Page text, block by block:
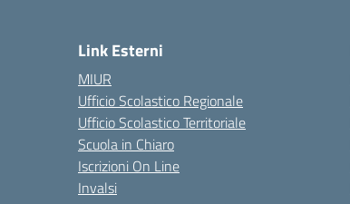
Link Esterni
MIUR
Ufficio Scolastico Regionale
Ufficio Scolastico Territoriale
Scuola in Chiaro
Iscrizioni On Line
Invalsi